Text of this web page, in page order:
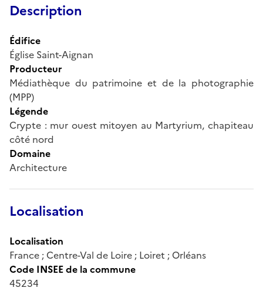
Description
Édifice
Église Saint-Aignan
Producteur
Médiathèque du patrimoine et de la photographie
(MPP)
Légende
Crypte : mur ouest mitoyen au Martyrium, chapiteau
côté nord
Domaine
Architecture
Localisation
Localisation
France ; Centre-Val de Loire ; Loiret ; Orléans
Code INSEE de la commune
45234